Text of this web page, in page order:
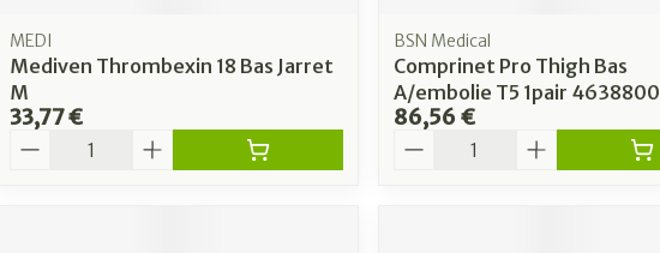
MEDI
Mediven Thrombexin 18 Bas Jarret
M
33,77 €
Quantité
BSN Medical
Comprinet Pro Thigh Bas
A/embolie T5 1pair 4638800
86,56 €
Quantité